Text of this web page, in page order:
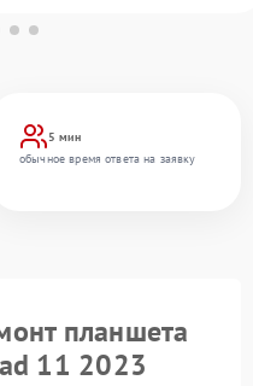
5 мин
обычное время ответа на заявку
планшета
11 2023